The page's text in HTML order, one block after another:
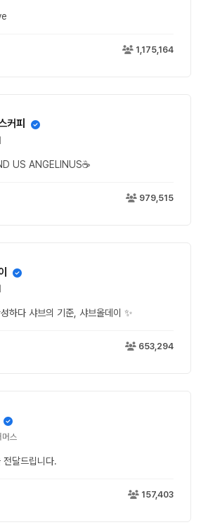
1,175,164
커피
US ANGELINUS☕
979,515
하다 샤브의 기준, 샤브올데이 ✨
653,294
머스
전달드립니다.
157,403